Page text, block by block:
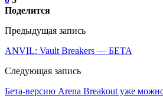
Поделится
Предыдущая запись
ANVIL: Vault Breakers — БЕТА
Следующая запись
Бета-версию Arena Breakout уже